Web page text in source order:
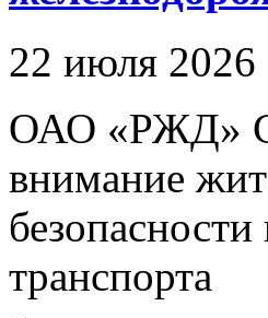
22 июля 2026
ОАО «РЖД»
внимание
транспорта